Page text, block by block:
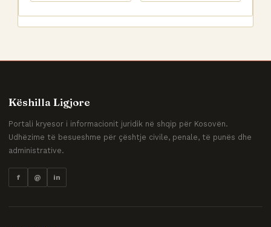
Këshilla Ligjore
Portali kryesor i informacionit juridik në shqip për Kosovën.
Udhëzime të besueshme për çështje civile, penale, të punës dhe
administrative.
f @ in